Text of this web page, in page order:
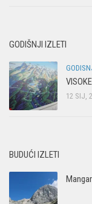
GODIŠNJI IZLETI
12 SIJ,
BUDUĆI IZLETI